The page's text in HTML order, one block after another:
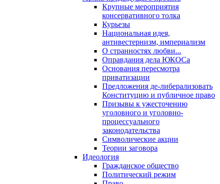
Крупные мероприятия
консервативного толка
Курьезы
Национальная идея,
антивестернизм, империализм
О странностях любви...
Оправдания дела ЮКОСа
Основания пересмотра
приватизации
Предложения де-либерализовать
Конституцию и публичное право
Призывы к ужесточению
уголовного и уголовно-
процессуального
законодательства
Символические акции
Теории заговора
Идеология
Гражданское общество
Политический режим